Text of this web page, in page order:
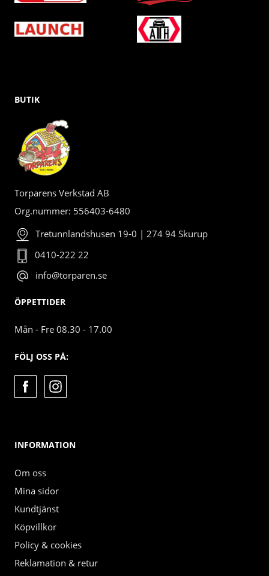
BUTIK
Torparens Verkstad AB
Org.nummer: 556403-6480
Tretunnlandshusen 19-0 | 274 94 Skurup
0410-222 22
info@torparen.se
ÖPPETTIDER
Mån - Fre 08.30 - 17.00
FÖLJ OSS PÅ:
INFORMATION
Om oss
Mina sidor
Kundtjänst
Köpvillkor
Policy & cookies
Reklamation & retur